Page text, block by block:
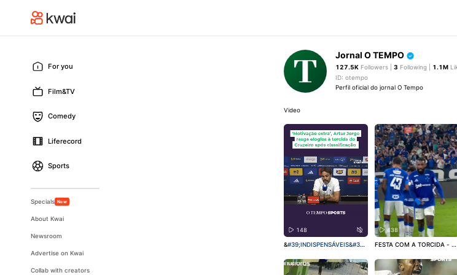
For you
Film&TV
Comedy
Liferecord
Sports
Specials New
About Kwai
Newsroom
Advertise on Kwai
Collab with creators
Jornal O TEMPO
127.5K Followers |3 Following | 1.1M
ID: otempo
Perfil oficial do jornal O Tempo
Video
148
&#39;INDISPENSÁVEIS&#39;
uzeiro sobre a Chapecoens
e, pela Copa do Brasil, o trei
438
FESTA COM A TORCIDA - O
ara as quartas de final da C
opa do Brasil. Na noite desta